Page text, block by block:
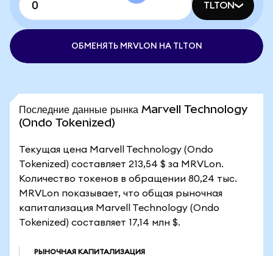
TLTON
ОБМЕНЯТЬ MRVLON НА TLTON
Последние данные рынка Marvell Technology
(Ondo Tokenized)
Текущая цена Marvell Technology (Ondo
Tokenized) составляет 213,54 $ за MRVLon.
Количество токенов в обращении 80,24 тыс.
MRVLon показывает, что общая рыночная
капитализация Marvell Technology (Ondo
Tokenized) составляет 17,14 млн $.
РЫНОЧНАЯ КАПИТАЛИЗАЦИЯ